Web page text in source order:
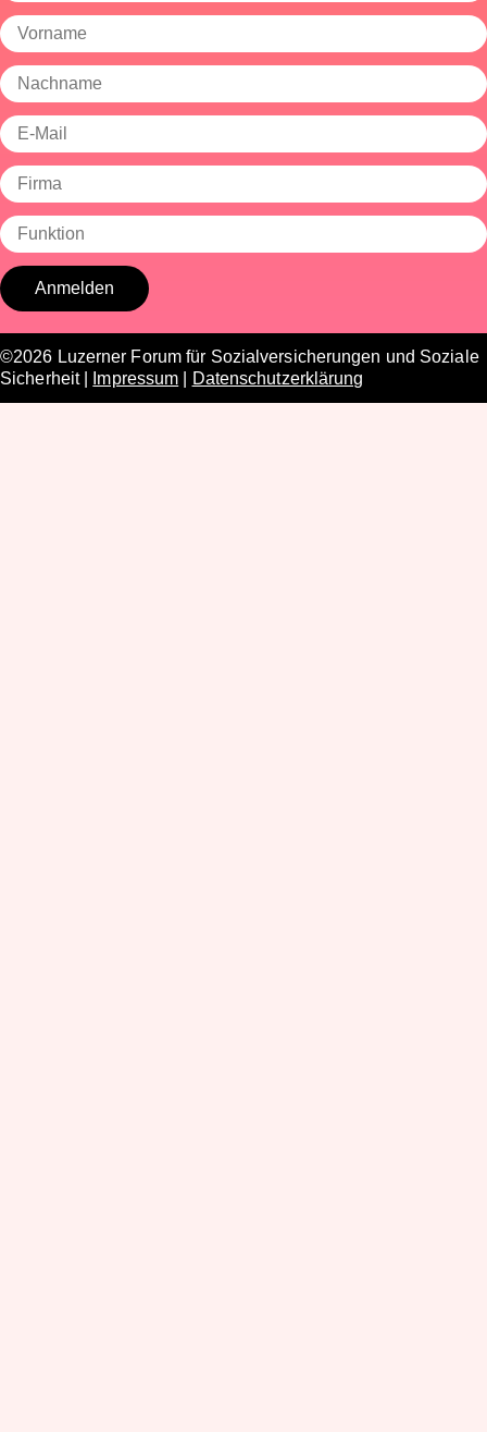
©2026 Luzerner Forum für Sozialversicherungen und Soziale
Sicherheit |
Impressum Datenschutzerklärung